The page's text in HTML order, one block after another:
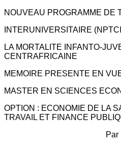
NOUVEAU PROGRAMME DE
INTERUNIVERSITAIRE
LA MORTALITE INFANTO-
CENTRAFRICAINE
MEMOIRE PRESENTE EN
MASTER EN SCIENCES
OPTION : ECONOMIE DE LA
TRAVAIL ET FINANCE
Par